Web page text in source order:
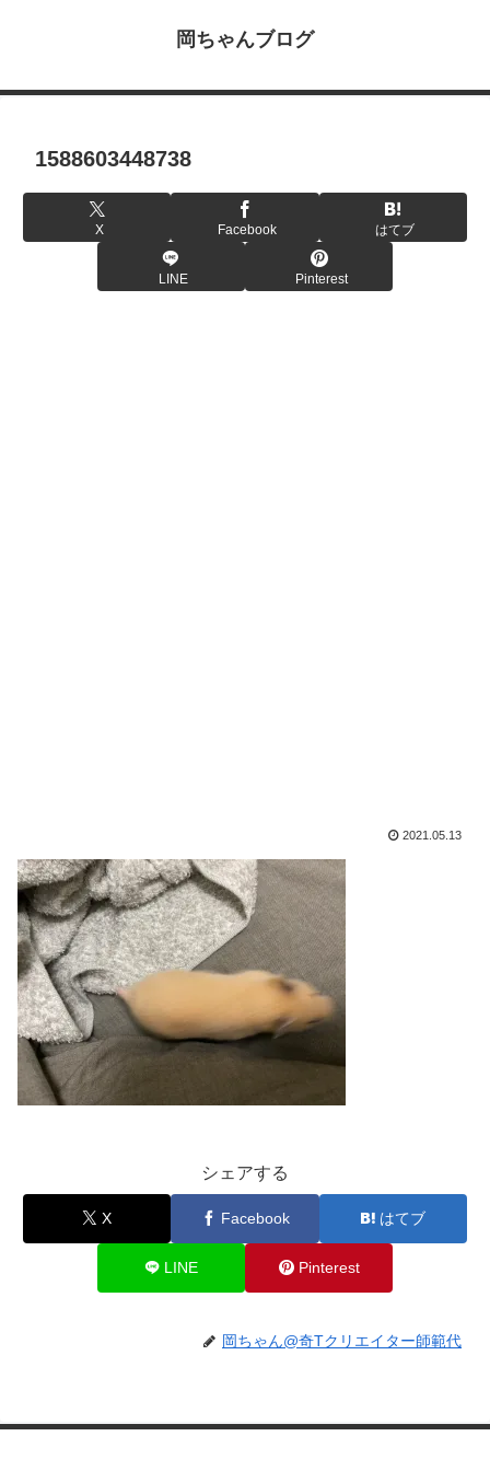
岡ちゃんブログ
1588603448738
X Facebook はてブ
LINE Pinterest
2021.05.13
シェアする
X Facebook はてブ
LINE Pinterest
岡ちゃん@奇Tクリエイター師範代